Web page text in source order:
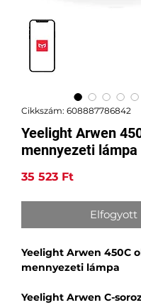
Cikkszám: 608887786842
Yeelight Arwen
mennyezeti lámpa
35 523 FtÁr
Elfogyott
Yeelight Arwen 450C
mennyezeti lámpa
Yeelight Arwen C-